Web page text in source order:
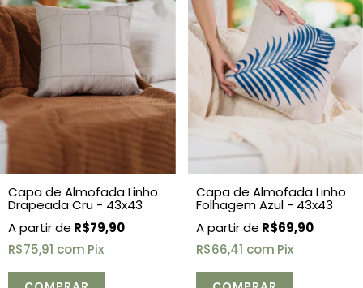
Capa de Almofada Linho
Drapeada Cru - 43x43
R$79,90
R$75,91 com Pix
Capa de Almofada Linho
Folhagem Azul - 43x43
R$69,90
R$66,41 com Pix